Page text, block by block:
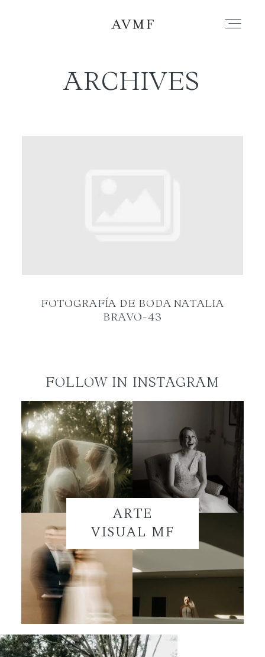
PORTAFOLIO
ARCHIVES
FOTOGRAFÍA DE BODA NATALIA
BRAVO-43
FOLLOW IN INSTAGRAM
ARTE
VISUAL MF